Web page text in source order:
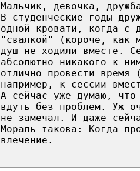
Мальчик, девочка,
В студенческие годы
одной кровати, когда с
"свалкой" (короче, как
душ не ходили вместе.
абсолютно никакого к
отлично провести
например, к сессии
А сейчас уже думаю,
вдуть без проблем. Уж
не замечал. И даже
Мораль такова: Когда
влечение.